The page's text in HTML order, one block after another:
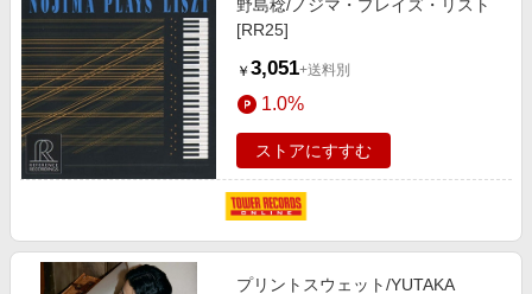
野島稔/ノジマ・プレイズ・リスト
[RR25]
￥ 3,051+送料別
1.0%
ストアにすすむ
プリントスウェット/YUTAKA